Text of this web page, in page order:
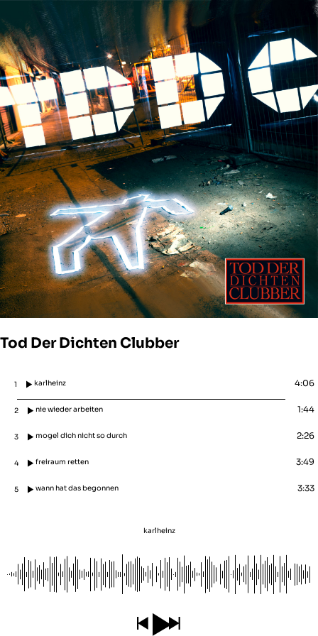
Tod Der Dichten Clubber
1 karlheinz 4:06
2 nie wieder arbeiten 1:44
3 mogel dich nicht so durch 2:26
4 freiraum retten 3:49
5 wann hat das begonnen 3:33
karlheinz